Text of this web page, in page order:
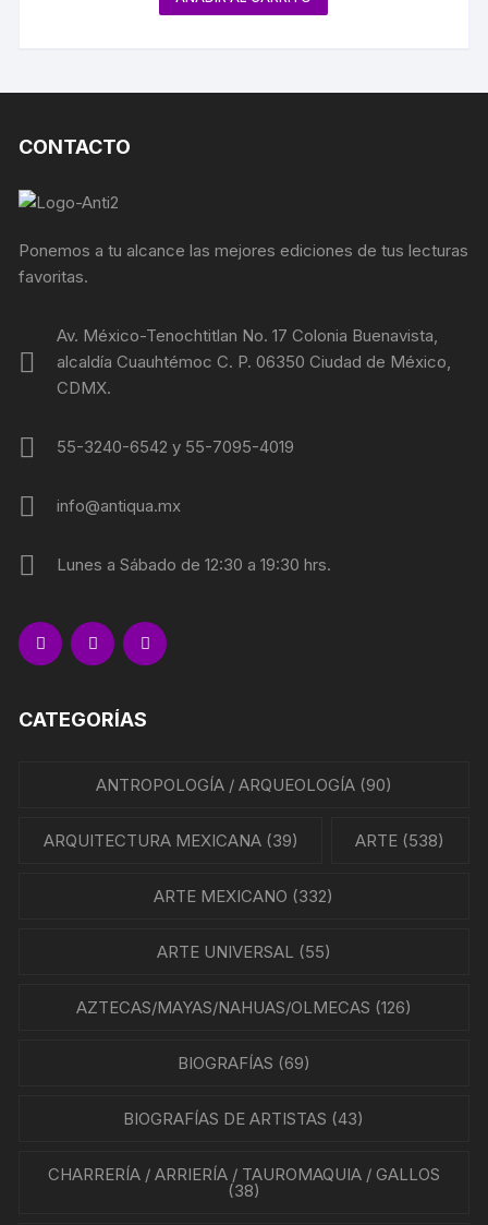
CONTACTO
Ponemos a tu alcance las mejores ediciones de tus lecturas
favoritas.
Av. México-Tenochtitlan No. 17 Colonia Buenavista,
alcaldía Cuauhtémoc C. P. 06350 Ciudad de México,
CDMX.
55-3240-6542 y 55-7095-4019
info@antiqua.mx
Lunes a Sábado de 12:30 a 19:30 hrs.
CATEGORÍAS
ANTROPOLOGÍA / ARQUEOLOGÍA(90)
ARQUITECTURA MEXICANA(39) ARTE (538)
ARTE MEXICANO (332)
ARTE UNIVERSAL (55)
AZTECAS/MAYAS/NAHUAS/OLMECAS (126)
BIOGRAFÍAS (69)
BIOGRAFÍAS DE ARTISTAS (43)
CHARRERÍA / ARRIERÍA / TAUROMAQUIA / GALLOS
(38)